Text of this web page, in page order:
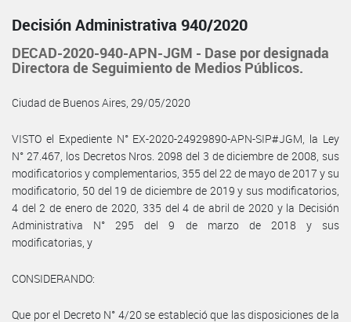
Decisión Administrativa 940/2020
DECAD-2020-940-APN-JGM - Dase por designada
Directora de Seguimiento de Medios Públicos.
Ciudad de Buenos Aires, 29/05/2020
VISTO el Expediente N° EX-2020-24929890-APN-SIP#JGM, la Ley
N° 27.467, los Decretos Nros. 2098 del 3 de diciembre de 2008, sus
modificatorios y complementarios, 355 del 22 de mayo de 2017 y su
modificatorio, 50 del 19 de diciembre de 2019 y sus modificatorios,
4 del 2 de enero de 2020, 335 del 4 de abril de 2020 y la Decisión
Administrativa N° 295 del 9 de marzo de 2018 y sus
modificatorias, y
CONSIDERANDO:
Que por el Decreto N° 4/20 se estableció que las disposiciones de la